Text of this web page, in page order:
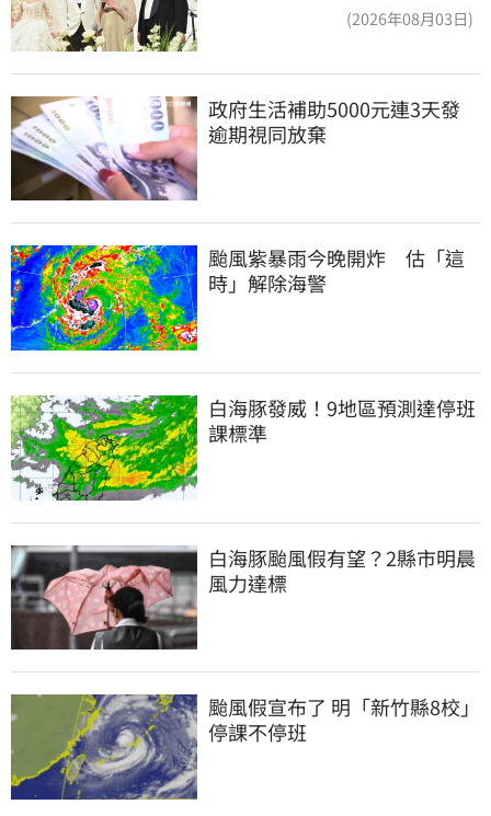
(2026年08月03日)
政府生活補助5000元連3天發
逾期視同放棄
颱風紫暴雨今晚開炸　估「這
時」解除海警
白海豚發威！9地區預測達停班
課標準
白海豚颱風假有望？2縣市明晨
風力達標
颱風假宣布了 明「新竹縣8校」
停課不停班